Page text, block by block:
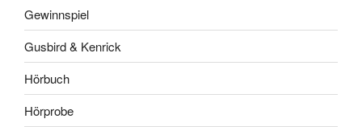
Gewinnspiel
Gusbird & Kenrick
Hörbuch
Hörprobe